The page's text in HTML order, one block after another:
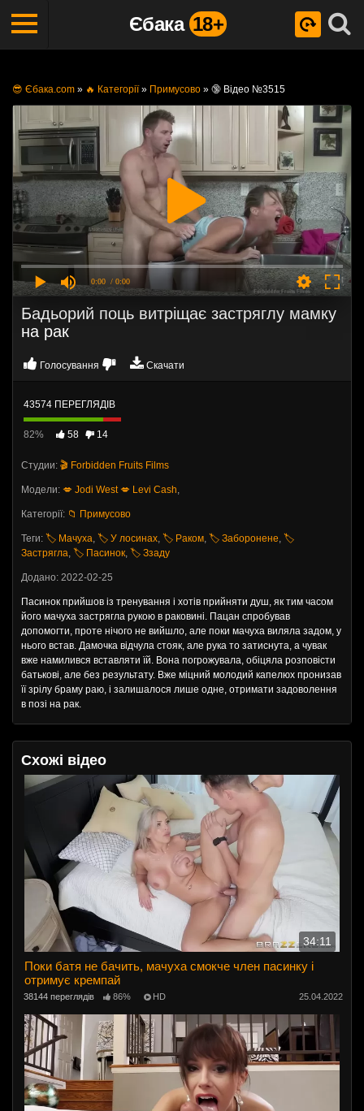
Єбака 18+
😎 Єбака.com » 🔥 Категорії» Примусово » 🔞 Відео №3515
0:00 / 0:00
Бадьорий поць витріщає застряглу мамку
на рак
Голосування Скачати
43574 ПЕРЕГЛЯДІВ
82% 58 14
Студии: 🎬 Forbidden Fruits Films
Модели: 💋 Jodi West 💋 Levi Cash,
Категорії: 📁 Примусово
Теги: 🏷️ Мачуха, 🏷️ У лосинах, 🏷️ Раком, 🏷️ Заборонене, 🏷️
Застрягла, 🏷️ Пасинок, 🏷️ Ззаду
Додано: 2022-02-25
Пасинок прийшов із тренування і хотів прийняти душ, як тим часом
його мачуха застрягла рукою в раковині. Пацан спробував
допомогти, проте нічого не вийшло, але поки мачуха виляла задом, у
нього встав. Дамочка відчула стояк, але рука то затиснута, а чувак
вже намилився вставляти їй. Вона погрожувала, обіцяла розповісти
батькові, але без результату. Вже міцний молодий капелюх пронизав
її зрілу браму раю, і залишалося лише одне, отримати задоволення
в позі на рак.
Схожі відео
34:11
Поки батя не бачить, мачуха смокче член пасинку і
отримує кремпай
38144 переглядів 86% HD 25.04.2022